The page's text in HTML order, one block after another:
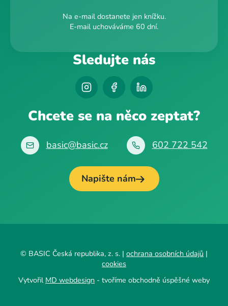
Na e-mail dostanete jen knížku.
E-mail uchováváme 60 dní.
Sledujte nás
Chcete se na něco zeptat?
basic@basic.cz 602 722 542
Napište nám
© BASIC Česká republika, z. s. | ochrana osobních údajů |
cookies
Vytvořil MD webdesign - tvoříme obchodně úspěšné weby